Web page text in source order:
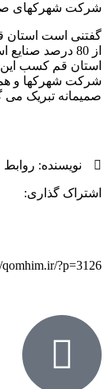
شرکت شهرکهای صنعتی قم
از 80 درصد
استان قم کسب این
شرکت شهرکها و
صمیمانه تبریک می
نویسنده:
اشتراک گذاری:
qomhim.ir/?p=3126